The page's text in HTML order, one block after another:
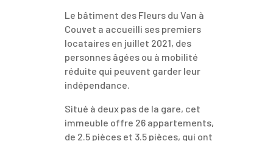
Le bâtiment des Fleurs du Van à
Couvet a accueilli ses premiers
locataires en juillet 2021, des
personnes âgées ou à mobilité
réduite qui peuvent garder leur
indépendance.
Situé à deux pas de la gare, cet
immeuble offre 26 appartements,
de 2.5 pièces et 3.5 pièces, qui ont